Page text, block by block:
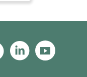
InstagramLinkedin